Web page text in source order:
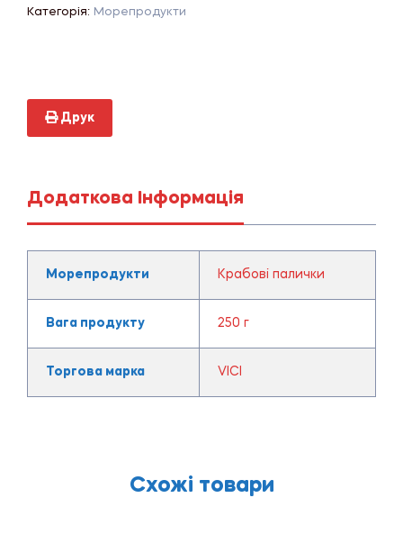
Категорія: Морепродукти
Друк
Додаткова Інформація
Морепродукти Крабові палички
Вага продукту 250 г
Торгова марка VICI
Схожі товари